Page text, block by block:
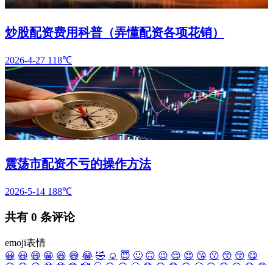
炒股配资费用科普（弄懂配资各项花销）
2026-4-27 118℃
震荡市配资不亏的操作方法
2026-5-14 188℃
共有 0 条评论
emoji表情
😀 😃 😄 😁 😆 😅 😂 🤣 ☺️ 😇 🙂 🙃 😉 😌 😍 😘 😗 😙 😚 😋